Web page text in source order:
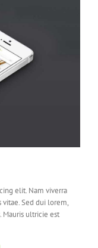
elit. Nam viverra
Sed dui lorem,
Mauris ultricie est